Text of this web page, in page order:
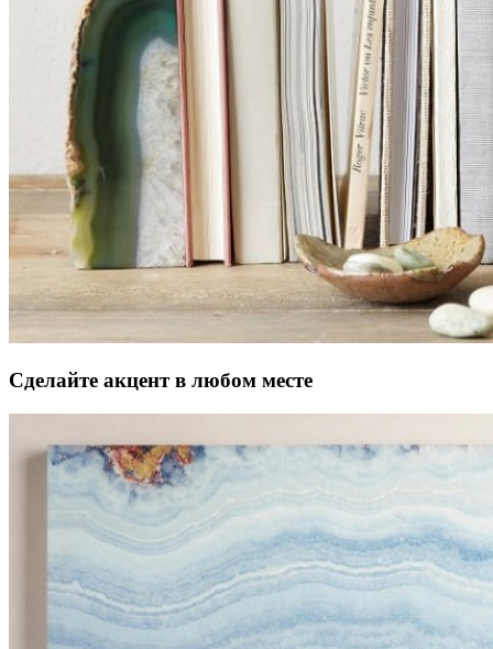
Сделайте акцент в любом месте